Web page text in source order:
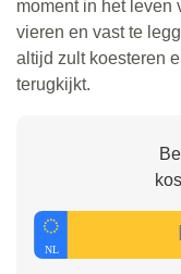
moment in het leven
vieren en vast te
altijd zult koesteren
terugkijkt.